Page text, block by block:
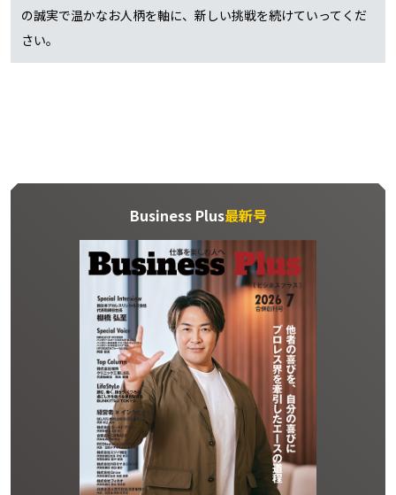
の誠実で温かなお人柄を軸に、新しい挑戦を続けていってくだ
さい。
Business Plus最新号